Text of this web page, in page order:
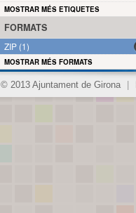
MOSTRAR MÉS ETIQUETES
FORMATS
ZIP (1)
MOSTRAR MÉS FORMATS
© 2013 Ajuntament de Girona